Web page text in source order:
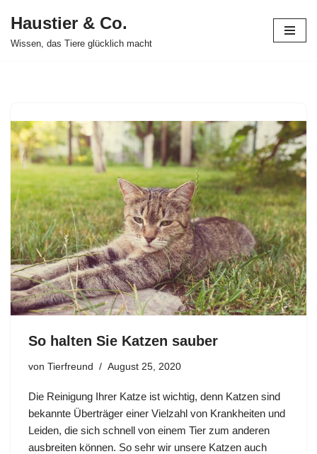
Zum
Haustier & Co.
Wissen, das Tiere glücklich macht
So halten Sie Katzen sauber
von Tierfreund August 25, 2020
Die Reinigung Ihrer Katze ist wichtig, denn Katzen sind
bekannte Überträger einer Vielzahl von Krankheiten und
Leiden, die sich schnell von einem Tier zum anderen
ausbreiten können. So sehr wir unsere Katzen auch